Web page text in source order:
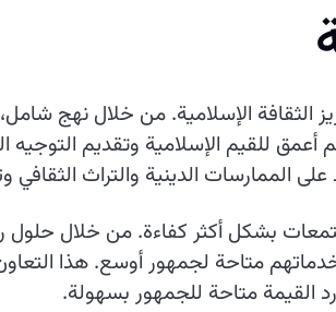
الثقافة الإسلامية. من خلال نهج
أعمق للقيم الإسلامية وتقديم
الممارسات الدينية والتراث الثقافي
بشكل أكثر كفاءة. من خلال حلول
متاحة لجمهور أوسع. هذا
القيمة متاحة للجمهور بسهولة.